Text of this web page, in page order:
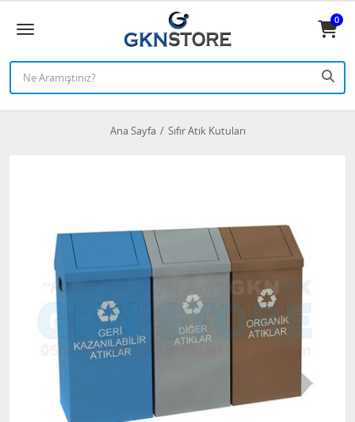
0
Ana Sayfa Sıfır Atık Kutuları